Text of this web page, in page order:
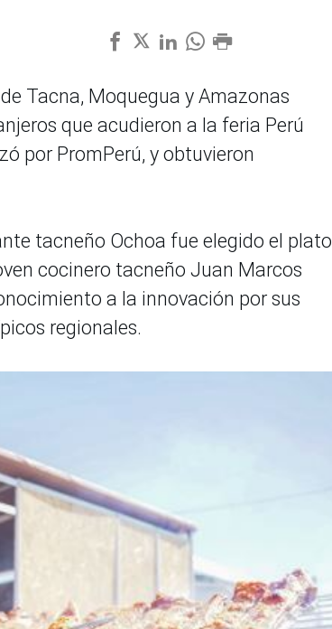
Tacna, Moquegua y Amazonas
que acudieron a la feria Perú
por PromPerú, y obtuvieron
tacneño Ochoa fue elegido el plato
cocinero tacneño Juan Marcos
a la innovación por sus
regionales.